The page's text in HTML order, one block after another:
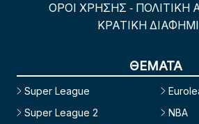
ΟΡΟΙ ΧΡΗΣΗΣ - ΠΟΛΙΤΙΚΗ
ΚΡΑΤΙΚΗ
ΘΕΜΑΤΑ
Super League
Super League 2
NBA